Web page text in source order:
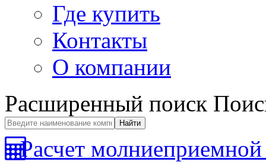
Где купить
Контакты
О компании
Расширенный поиск
Расчет